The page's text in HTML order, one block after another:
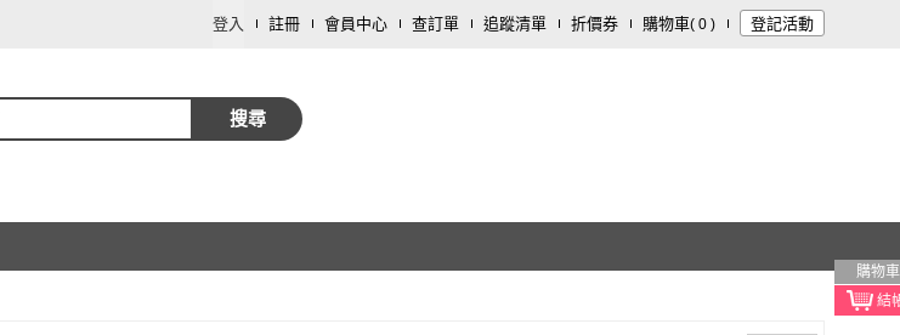
登入 註冊 會員中心 查訂單 追蹤清單 折價券 購物車( 0 ) 登記活動
搜尋
購物車